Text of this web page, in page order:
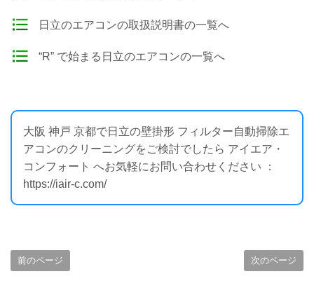
日立のエアコンの取扱説明書の一覧へ
“R” で始まる日立のエアコンの一覧へ
大阪 神戸 京都で日立の壁掛形 フィルター自動掃除エ
アコンのクリーニングをご検討でしたら アイエア・
コンフォート へお気軽にお問い合わせください ：
https://iair-c.com/
前のページ 次のページ